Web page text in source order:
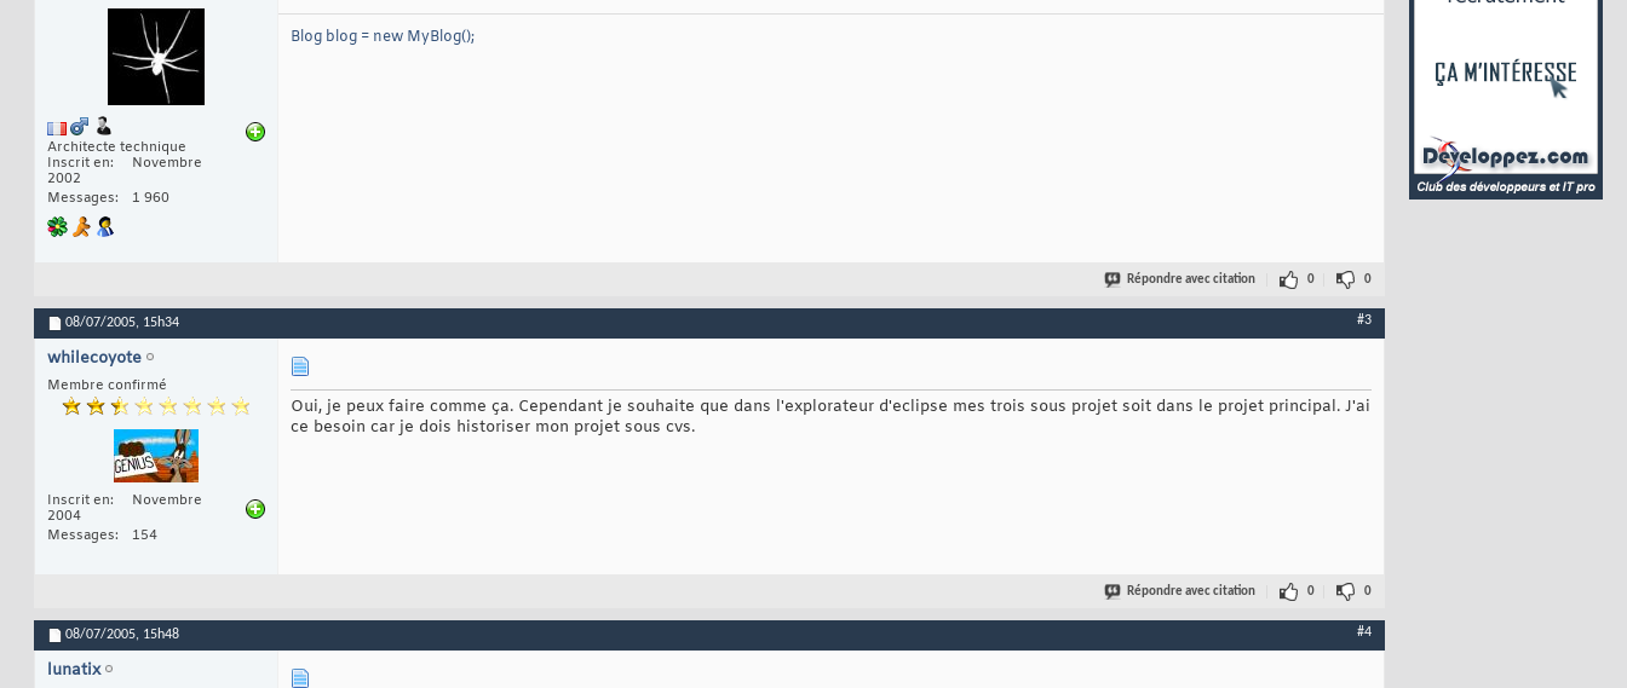
Architecte technique
Inscrit en
Novembre
2002
Messages
1 960
Blog blog = new MyBlog();
Répondre avec citation 0 0
08/07/2005, 15h34 #3
whilecoyote
Membre confirmé
Inscrit en
Novembre
2004
Messages
154
Oui, je peux faire comme ça. Cependant je souhaite que dans l'explorateur d'eclipse mes trois sous projet soit dans le projet principal. J'ai
ce besoin car je dois historiser mon projet sous cvs.
Répondre avec citation 0 0
08/07/2005, 15h48 #4
lunatix